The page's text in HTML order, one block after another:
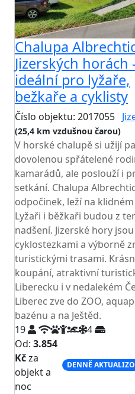
Chalupa
Jizerských horách
ideální pro lyžaře,
bežkaře a cyklisty
Číslo objektu: 2017055
(25,4 km vzdušnou čarou)
V horské chalupě si užijí
dovolenou spřátelené
kamarádů, ale poslouží i
setkání. Chalupa
odpočinek, leží na
Lyžaři i běžkaři budou z
nadšení. Jizerské hory
cyklostezkami a výborně
turistickými trasami.
koupání, atraktivní
Liberecku i v nedalekém
Liberec zve do ZOO,
bazénu a na Ještěd.
19
4
Od: 3.854
Kčza
objekt a
noc
DENNĚ